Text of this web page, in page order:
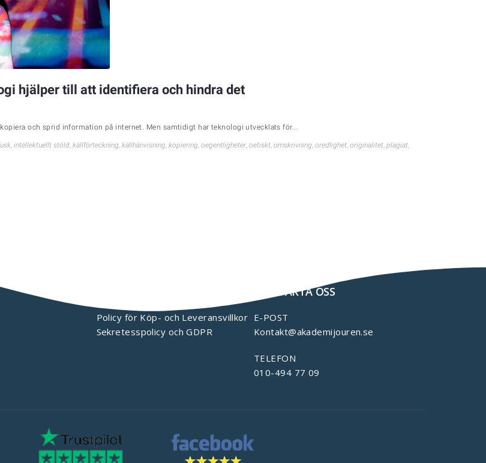
hjälper till att identifiera och hindra det
och sprid information på internet. Men samtidigt har teknologi utvecklats för...
, intellektuellt stöld, källförteckning, källhänvisning, kopiering, oegentligheter, oetiskt, omskrivning, oredlighet, originalitet, plagiat,
Policy för Köp- och Leveransvillkor
Sekretesspolicy och GDPR
KONTAKTA OSS
E-POST
Kontakt@akademijouren.se
TELEFON
010-494 77 09